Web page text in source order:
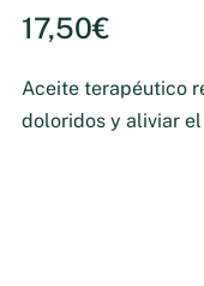
17,50€
Aceite terapéutico
doloridos y aliviar